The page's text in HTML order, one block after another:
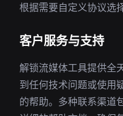
根据需要自定义协议选
客户服务与支持
解锁流媒体工具提供全
到任何技术问题或使用
的帮助。多种联系渠道